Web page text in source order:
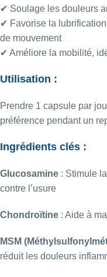
✔ Soulage les douleurs
✔ Favorise la
de mouvement
✔ Améliore la mobilité,
Utilisation :
Prendre 1 capsule par
préférence pendant un
Ingrédients clés :
Glucosamine : Stimule
contre l’usure
Chondroïtine : Aide à
MSM
réduit les douleurs